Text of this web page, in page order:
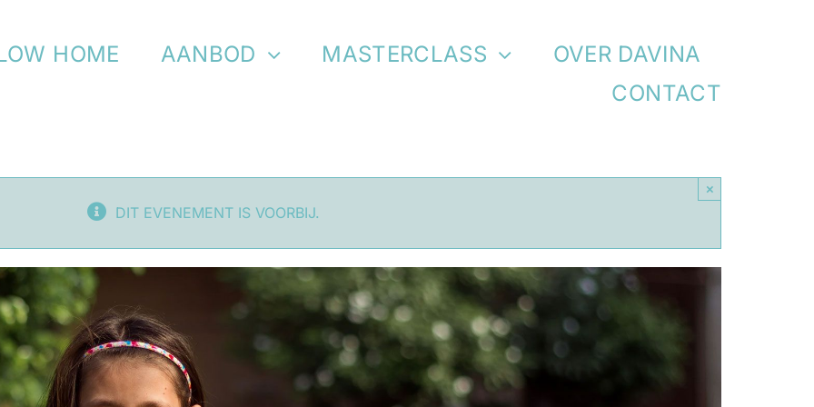
HOME AANBOD MASTERCLASS
OVER DAVINA
CONTACT
DIT EVENEMENT IS VOORBIJ.
×